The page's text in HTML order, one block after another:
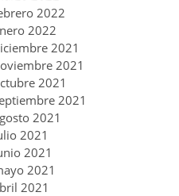
2022
2022
2021
2021
2021
2021
2021
2021
2021
2021
2021